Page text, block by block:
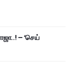
– ‘செய்